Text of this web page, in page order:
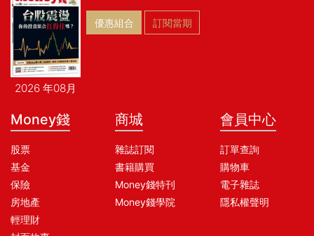
2026 年08月
優惠組合 訂閱當期
Money錢
股票
基金
保險
房地產
輕理財
商城
雜誌訂閱
書籍購買
Money錢特刊
Money錢學院
會員中心
訂單查詢
購物車
電子雜誌
隱私權聲明